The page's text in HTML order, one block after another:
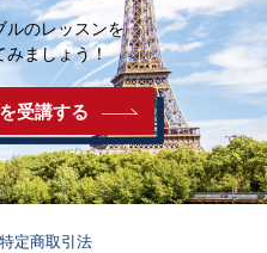
ルのレッスンを
みましょう！
受講する
特定商取引法